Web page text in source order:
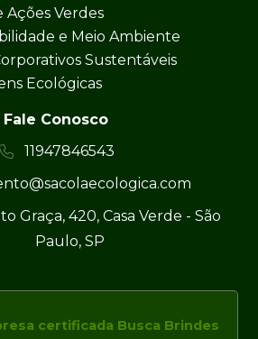
Ações Verdes
e Meio Ambiente
Sustentáveis
Ecológicas
Fale Conosco
11947846543
Graça, 420, Casa Verde - São
Paulo, SP
certificada Busca Brindes